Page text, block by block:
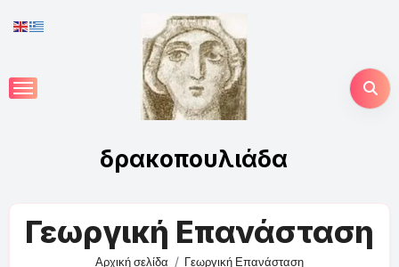
to
δρακοπουλιάδα
Γεωργική Επανάσταση
Αρχική σελίδα Γεωργική Επανάσταση